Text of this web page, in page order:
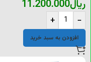
ریال11.200.000
-
+
افزودن به سبد خرید